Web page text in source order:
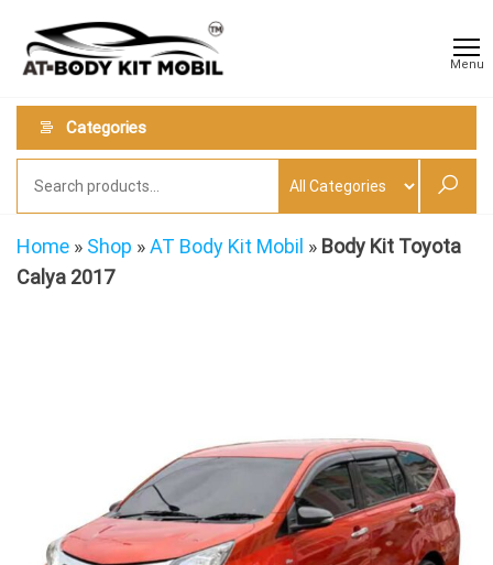
the
content
Kit
Mobil
Menu
Categories
Home » Shop »AT Body Kit Mobil » Body Kit Toyota
Calya 2017